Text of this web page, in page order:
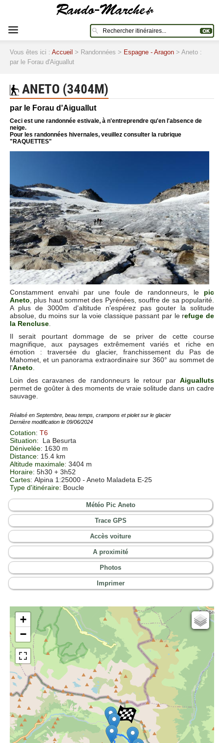
Vous êtes ici : Accueil > Randonnées > Espagne - Aragon > Aneto :
par le Forau d'Aiguallut
ANETO (3404M)
par le Forau d'Aiguallut
Ceci est une randonnée estivale, à n'entreprendre qu'en l'absence de
neige.
Pour les randonnées hivernales, veuillez consulter la rubrique
"RAQUETTES"
Constamment envahi par une foule de randonneurs, le pic
Aneto , plus haut sommet des Pyrénées, souffre de sa popularité.
A plus de 3000m d'altitude n'espérez pas gouter la solitude
absolue, du moins sur la voie classique passant par le refuge de
la Rencluse
Il serait pourtant dommage de se priver de cette course
magnifique, aux paysages extrêmement variés et riche en
émotion : traversée du glacier, franchissement du Pas de
Mahomet, et un panorama extraordinaire sur 360° au sommet de
l'Aneto
Loin des caravanes de randonneurs le retour par Aigualluts
permet de goûter à des moments de vraie solitude dans un cadre
sauvage.
Réalisé en Septembre, beau temps, crampons et piolet sur le glacier
Dernière modification le 09/06/2024
Cotation: T6
Situation:
La Besurta
Dénivelée: 1630 m
Distance: 15.4 km
Altitude maximale: 3404 m
Horaire: 5h30 + 3h52
Cartes: Alpina 1:25000 - Aneto Maladeta E-25
Type d'itinéraire: Boucle
Météo Pic Aneto
Trace GPS
Accès voiture
A proximité
Photos
Imprimer
+
−
Cartes IGN
Open Topo Map
Open Street Map
ESRI Word Imagery